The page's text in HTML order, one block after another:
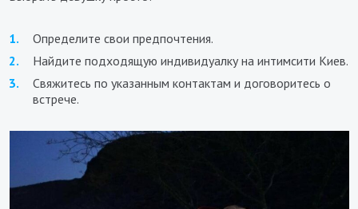
Определите свои предпочтения.
Найдите подходящую индивидуалку на интимсити Киев.
Свяжитесь по указанным контактам и договоритесь о
встрече.